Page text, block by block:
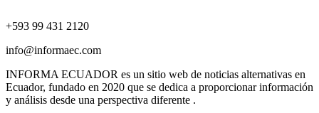
+593 99 431 2120
info@informaec.com
INFORMA ECUADOR es un sitio web de noticias alternativas en
Ecuador, fundado en 2020 que se dedica a proporcionar información
y análisis desde una perspectiva diferente .